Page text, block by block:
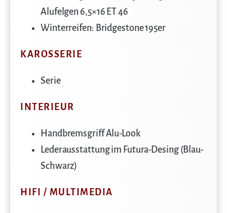
Alufelgen 6,5×16 ET 46
Winterreifen: Bridgestone 195er
KAROSSERIE
Serie
INTERIEUR
Handbremsgriff Alu-Look
Lederausstattung im Futura-Desing (Blau-
Schwarz)
HIFI / MULTIMEDIA